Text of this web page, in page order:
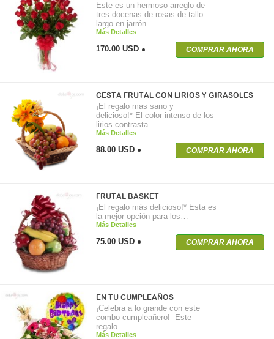
Este es un hermoso arreglo de
tres docenas de rosas de tallo
largo en jarrón
Más Detalles
170.00 USD COMPRAR AHORA
CESTA FRUTAL CON LIRIOS Y GIRASOLES
¡El regalo mas sano y
delicioso!* El color intenso de los
lirios contrasta…
Más Detalles
88.00 USD COMPRAR AHORA
FRUTAL BASKET
¡El regalo más delicioso!* Esta es
la mejor opción para los…
Más Detalles
75.00 USD COMPRAR AHORA
EN TU CUMPLEAÑOS
¡Celebra a lo grande con este
combo cumpleañero! Este
regalo…
Más Detalles